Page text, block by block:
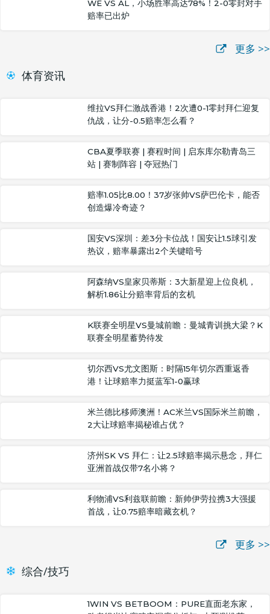
WE VS AL，小场胜率高达78%！2-0零封对手
赔率已出炉
更多 >>
体育资讯
维拉VS拜仁激战香港！2次遭0-1零封拜仁迎复
仇战，让分-0.5赔率怎么看？
CBA夏季联赛 | 赛程时间 | 启东库尔勒青岛三
站 | 赛制阵容 | 夺冠热门
赔率1.05比8.00！37岁张帅VS萨巴伦卡，能否
创造爆冷奇迹？
国安VS深圳：差3分卡位战！国安让1.5球引发
热议，赔率暴露出2个关键暗号
阿森纳VS皇家贝蒂斯：3大新星迎上位良机，
解析1.86让分赔率背后的玄机
K联赛全明星VS曼城前瞻：曼城青训挑大梁？K
联赛全明星蓄势待发
切尔西VS尤文图斯：时隔15年切尔西重返香
港！让球赔率力挺蓝军1-0赢球
米兰德比移师澳洲！AC米兰VS国际米兰前瞻，
2大让球赔率揭秘谁占优？
济州SK VS 拜仁：让2.5球赔率揭示悬念，拜仁
亚洲首战仅带7名小将？
利物浦VS利兹联前瞻：新帅伊劳拉携3大强援
首战，让0.75赔率暗藏玄机？
更多 >>
综合/技巧
1WIN VS BETBOOM：PURE直面老东家，